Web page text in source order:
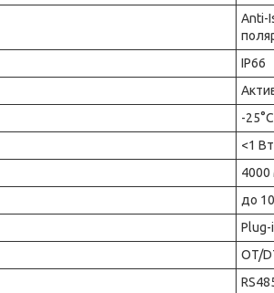
Anti-
IP66
-
<1 Вт
4000
до
OT/